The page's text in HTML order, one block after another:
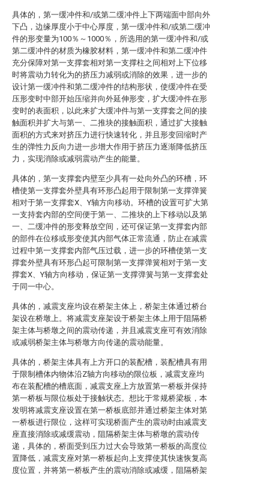
具体的，第一缓冲件和/或第二缓冲件上下两端面中部向外
下凸，边缘厚度小于中心厚度，第一缓冲件和/或第二缓冲
件的形变量为100％～1000％，所选用的第一缓冲件和/或
第二缓冲件的材质为橡胶材料，第一缓冲件和第二缓冲件
充分保障对第一支撑套相对第一支撑柱之间相对上下位移
时将震动力转化为的挤压力减弱或消除的效果，进一步的
设计第一缓冲件和第二缓冲件的结构形状，使缓冲件在受
压形变时中部开始压缩并向外延伸形变，扩大缓冲件在形
变时的表面积，以此来扩大缓冲件与第一支撑套之间的接
触面积并扩大与第一、二推块的接触面积，通过扩大接触
面积的方式来对挤压力进行快速转化，并且形变回缩时产
生的弹性力反向力进一步增大作用于挤压力逐渐降低挤压
力，实现消除或减弱震动产生的能量。
具体的，第一支撑套内壁至少具有一处向外凸的环槽，环
槽使第一支撑套外壁具有环形凸起用于限制第一支撑弹簧
相对于第一支撑套X、Y轴方向移动。环槽的设置可扩大第
一支持套内部的空间便于第一、二推块的上下移动以及第
一、二缓冲件的形变释放空间，还可保证第一支撑套内部
的部件在位移或形变使其内部气体正常流通，防止在减震
过程中第一支撑套内部气压过载，进一步的环槽使第一支
撑套外壁具有环形凸起可限制第一支撑弹簧相对于第一支
撑套X、Y轴方向移动，保证第一支撑弹簧与第一支撑套处
于同一中心。
具体的，减震支座均设在桥架主体上，桥架主体通过桥台
架设在桥墩上。将减震支座架设于桥架主体上用于阻隔桥
架主体与桥墩之间的震动传递，并且减震支座可有效消除
或减弱桥架主体与桥墩方向传递的震动能量。
具体的，桥架主体具有上方开口的装配槽，装配槽具有用
于限制槽体内物体沿Z轴方向移动的限位板，减震支座均
布在装配槽的槽底面，减震支座上方放置第一桥板并保持
第一桥板与限位板处于接触状态。想比于常规桥梁板，本
发明将减震支座设置在第一桥板底部并通过桥架主体对第
一桥板进行限位，这样可实现桥面产生的震动时由减震支
座直接消除或减缓震动，阻隔桥架主体与桥墩的震动传
递，具体的，桥面受到压力过大会导致第一桥板的高度位
置降低，减震支座对第一桥板起向上支撑使其快速恢复高
度位置，并将第一桥板产生的震动消除或减缓，阻隔桥架